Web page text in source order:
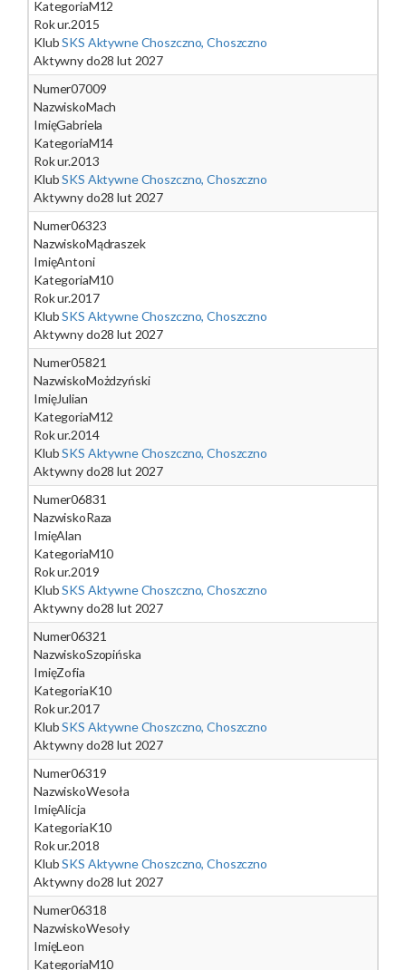
KategoriaM12
Rok ur.2015
KlubSKS Aktywne Choszczno, Choszczno
Aktywny do28 lut 2027
Numer07009
NazwiskoMach
ImięGabriela
KategoriaM14
Rok ur.2013
KlubSKS Aktywne Choszczno, Choszczno
Aktywny do28 lut 2027
Numer06323
NazwiskoMądraszek
ImięAntoni
KategoriaM10
Rok ur.2017
KlubSKS Aktywne Choszczno, Choszczno
Aktywny do28 lut 2027
Numer05821
NazwiskoMożdzyński
ImięJulian
KategoriaM12
Rok ur.2014
KlubSKS Aktywne Choszczno, Choszczno
Aktywny do28 lut 2027
Numer06831
NazwiskoRaza
ImięAlan
KategoriaM10
Rok ur.2019
KlubSKS Aktywne Choszczno, Choszczno
Aktywny do28 lut 2027
Numer06321
NazwiskoSzopińska
ImięZofia
KategoriaK10
Rok ur.2017
KlubSKS Aktywne Choszczno, Choszczno
Aktywny do28 lut 2027
Numer06319
NazwiskoWesoła
ImięAlicja
KategoriaK10
Rok ur.2018
KlubSKS Aktywne Choszczno, Choszczno
Aktywny do28 lut 2027
Numer06318
NazwiskoWesoły
ImięLeon
KategoriaM10